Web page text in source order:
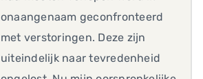
onaangenaam geconfronteerd
met verstoringen. Deze zijn
uiteindelijk naar tevredenheid